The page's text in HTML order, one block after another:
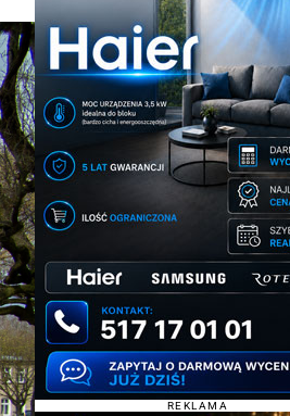
REKLAMA